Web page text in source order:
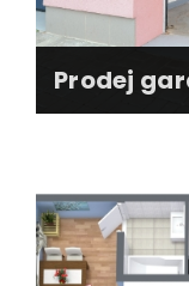
Prodej
realizace
zajištění
předání
smluvní